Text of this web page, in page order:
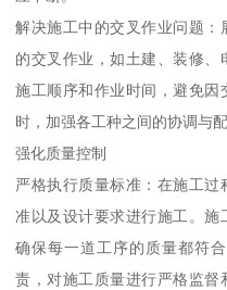
解决施工中的交叉作业问题：
的交叉作业，如土建、装修
施工顺序和作业时间，避免因
时，加强各工种之间的协调与
强化质量控制
严格执行质量标准：在施工
准以及设计要求进行施工。施
确保每一道工序的质量都符
责，对施工质量进行严格监